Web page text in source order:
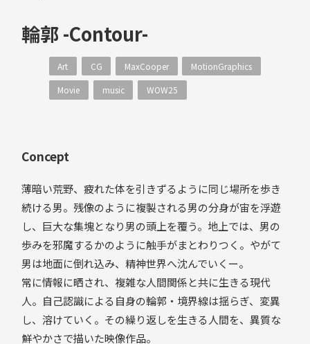
輪郭 -Contour-
Art CG MaxCooper MotionGraphics
Movie music WOW25
Concept
薄暗い荒野、疲れた体を引きずるように同じ場所を歩き
続ける男。残像のように複製される男の分身が宙を浮遊
し、巨大な集塊となり男の頭上を覆う。地上では、男の
歩みを邪魔するかのように触手がまとわりつく。やがて
男は地面に倒れ込み、精神世界へ沈んでいくー。
常に情報に晒され、複雑な人間関係と共に生きる現代
人。自己認識による自身の輪郭・境界線は揺らぎ、変異
し、溶けていく。その繰り返しを生きる人間を、異質な
鮮やかさで描いた映像作品。